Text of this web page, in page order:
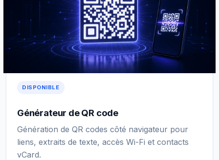
DISPONIBLE
Générateur de QR code
Génération de QR codes côté navigateur pour
liens, extraits de texte, accès Wi-Fi et contacts
vCard.